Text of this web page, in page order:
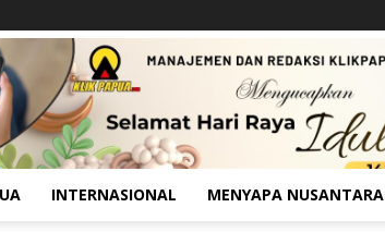
INTERNASIONAL MENYAPA NUSANTARA